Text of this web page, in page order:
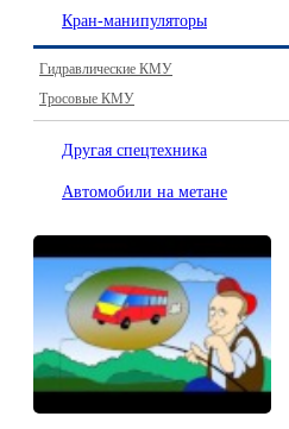
Кран-манипуляторы
Гидравлические КМУ
Тросовые КМУ
Другая спецтехника
Автомобили на метане